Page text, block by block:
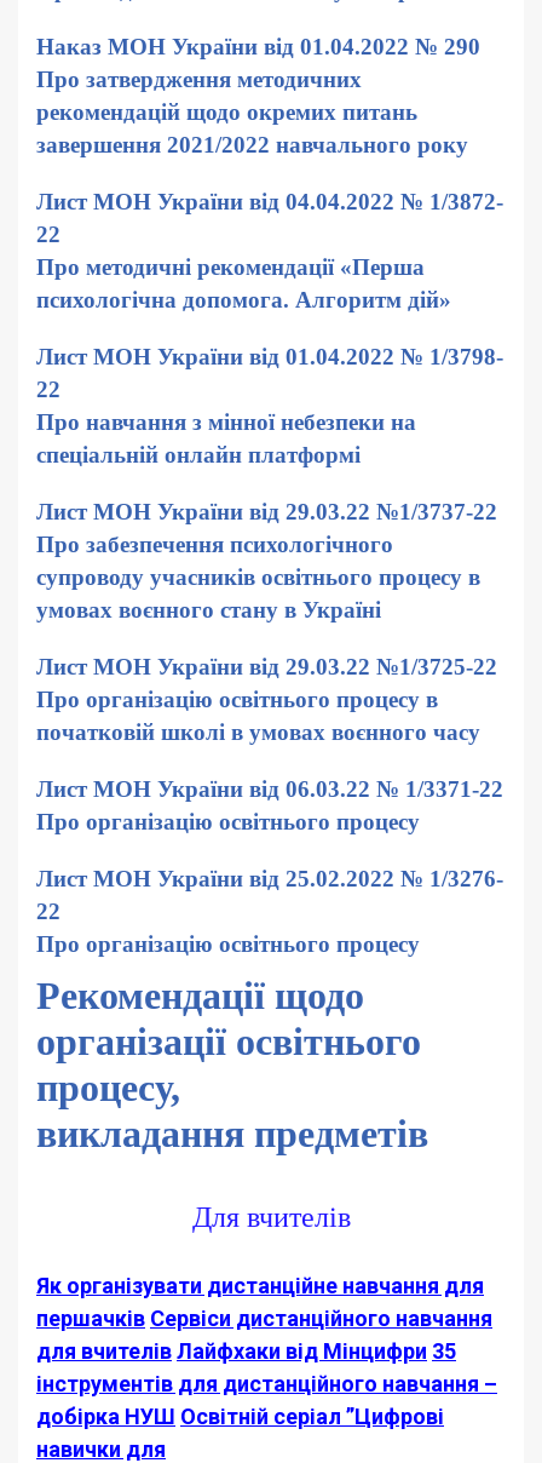
Наказ МОН України від 01.04.2022 № 290
Про затвердження методичних
рекомендацій щодо окремих питань
завершення 2021/2022 навчального року
Лист МОН України від 04.04.2022 № 1/3872-
22
Про методичні рекомендації «Перша
психологічна допомога. Алгоритм дій»
Лист МОН України від 01.04.2022 № 1/3798-
22
Про навчання з мінної небезпеки на
спеціальній онлайн платформі
Лист МОН України від 29.03.22 №1/3737-22
Про забезпечення психологічного
супроводу учасників освітнього процесу в
умовах воєнного стану в Україні
Лист МОН України від 29.03.22 №1/3725-22
Про організацію освітнього процесу в
початковій школі в умовах воєнного часу
Лист МОН України від 06.03.22 № 1/3371-22
Про організацію освітнього процесу
Лист МОН України від 25.02.2022 № 1/3276-
22
Про організацію освітнього процесу
Рекомендації щодо
організації освітнього
процесу,
викладання предметів
Для вчителів
Як організувати дистанційне навчання для
першачків Сервіси дистанційного навчання
для вчителівЛайфхаки від Мінцифри 35
інструментів для дистанційного навчання –
добірка НУШ Освітній серіал ”Цифрові
навички для